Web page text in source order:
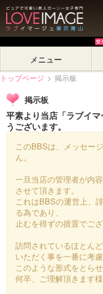
メニュー
トップページ > 掲示板
掲示板
平素より当店「ラブイ
うございます。
このBBSは、メッセー
ん。
一旦当店の管理者が内
させて頂きます。
これはBBSの運営上、
る為であり、
止むを得ずの措置でござ
訪問されているほとん
いただく事を一番に考
このような形式をとら
何卒、ご理解頂きます